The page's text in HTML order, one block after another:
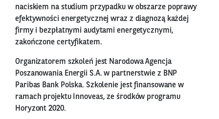
naciskiem na studium przypadku w obszarze poprawy
efektywności energetycznej wraz z diagnozą każdej
firmy i bezpłatnymi audytami energetycznymi,
zakończone certyfikatem.
Organizatorem szkoleń jest Narodowa Agencja
Poszanowania Energii S.A. w partnerstwie z BNP
Paribas Bank Polska. Szkolenie jest finansowane w
ramach projektu Innoveas, ze środków programu
Horyzont 2020.